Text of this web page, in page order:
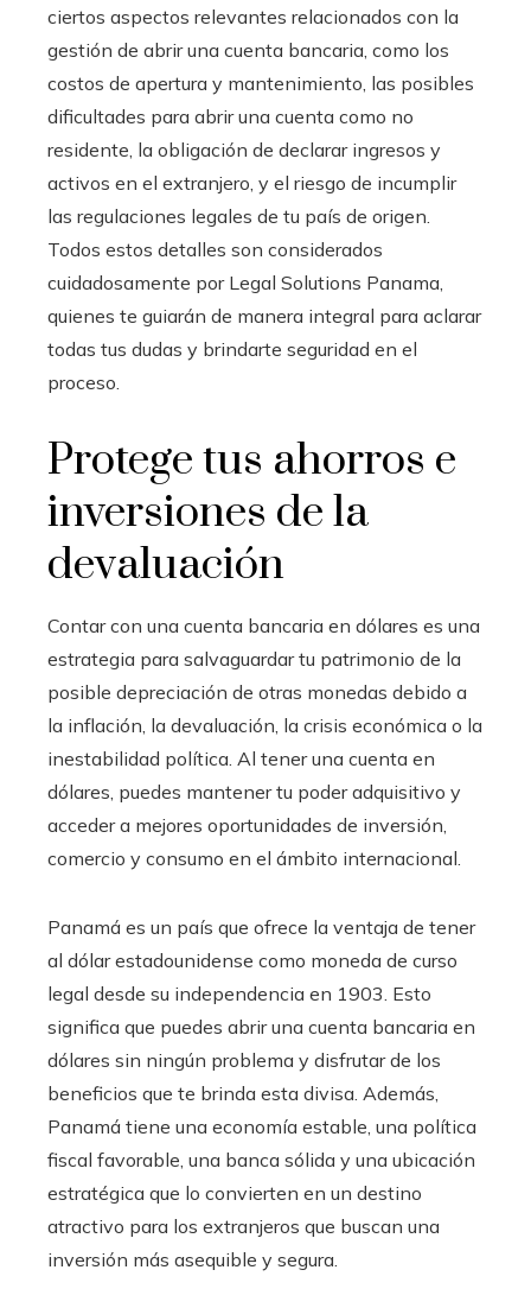
ciertos aspectos relevantes relacionados con la
gestión de abrir una cuenta bancaria, como los
costos de apertura y mantenimiento, las posibles
dificultades para abrir una cuenta como no
residente, la obligación de declarar ingresos y
activos en el extranjero, y el riesgo de incumplir
las regulaciones legales de tu país de origen.
Todos estos detalles son considerados
cuidadosamente por Legal Solutions Panama,
quienes te guiarán de manera integral para aclarar
todas tus dudas y brindarte seguridad en el
proceso.
Protege tus ahorros e
inversiones de la
devaluación
Contar con una cuenta bancaria en dólares es una
estrategia para salvaguardar tu patrimonio de la
posible depreciación de otras monedas debido a
la inflación, la devaluación, la crisis económica o la
inestabilidad política. Al tener una cuenta en
dólares, puedes mantener tu poder adquisitivo y
acceder a mejores oportunidades de inversión,
comercio y consumo en el ámbito internacional.
Panamá es un país que ofrece la ventaja de tener
al dólar estadounidense como moneda de curso
legal desde su independencia en 1903. Esto
significa que puedes abrir una cuenta bancaria en
dólares sin ningún problema y disfrutar de los
beneficios que te brinda esta divisa. Además,
Panamá tiene una economía estable, una política
fiscal favorable, una banca sólida y una ubicación
estratégica que lo convierten en un destino
atractivo para los extranjeros que buscan una
inversión más asequible y segura.